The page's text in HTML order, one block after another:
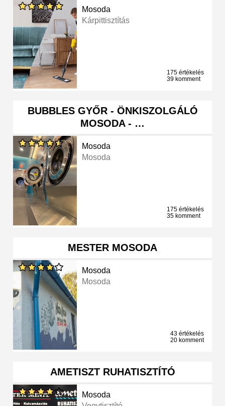
Mosoda
Kárpittisztítás
175 értékelés
39 komment
BUBBLES GYŐR - ÖNKISZOLGÁLÓ
MOSODA - …
Mosoda
Mosoda
175 értékelés
35 komment
MESTER MOSODA
Mosoda
Mosoda
43 értékelés
20 komment
AMETISZT RUHATISZTÍTÓ
Mosoda